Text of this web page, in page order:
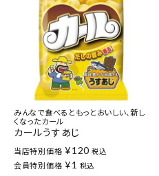
ようこそ ゲスト 様
ログイン person
新着商品
医薬品
健康食品
みんなで食べるともっとおいしい、新し
くなったカール
カールうすあじ
当店特別価格 ¥120 税込
会員特別価格 ¥1 税込